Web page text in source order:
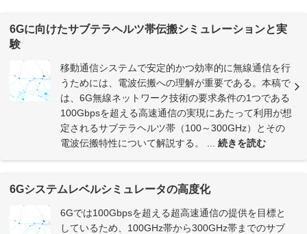
6Gに向けたサブテラヘルツ帯伝搬シミュレーションと実
験
移動通信システムで安定的かつ効率的に無線通信を行
うためには、電波伝搬への理解が重要である。本稿で
は、6G無線ネットワーク技術の要求条件の1つである
100Gbpsを超える高速通信の実現にあたって利用が想
定されるサブテラヘルツ帯（100～300GHz）とその
電波伝搬特性について解説する。 ... 続きを読む
6Gシステムレベルシミュレータの高度化
6Gでは100Gbpsを超える超高速通信の提供を目標と
しているため、100GHz帯から300GHz帯までのサブ